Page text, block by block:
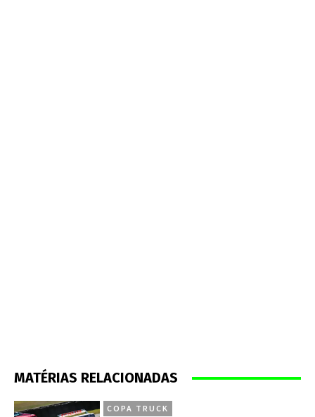
MATÉRIAS RELACIONADAS
COPA TRUCK